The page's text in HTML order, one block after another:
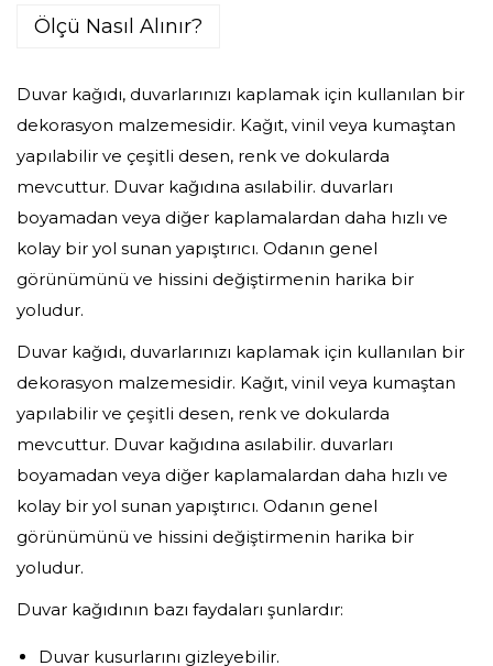
Ölçü Nasıl Alınır?
Duvar kağıdı, duvarlarınızı kaplamak için kullanılan bir
dekorasyon malzemesidir. Kağıt, vinil veya kumaştan
yapılabilir ve çeşitli desen, renk ve dokularda
mevcuttur. Duvar kağıdına asılabilir. duvarları
boyamadan veya diğer kaplamalardan daha hızlı ve
kolay bir yol sunan yapıştırıcı. Odanın genel
görünümünü ve hissini değiştirmenin harika bir
yoludur.
Duvar kağıdı, duvarlarınızı kaplamak için kullanılan bir
dekorasyon malzemesidir. Kağıt, vinil veya kumaştan
yapılabilir ve çeşitli desen, renk ve dokularda
mevcuttur. Duvar kağıdına asılabilir. duvarları
boyamadan veya diğer kaplamalardan daha hızlı ve
kolay bir yol sunan yapıştırıcı. Odanın genel
görünümünü ve hissini değiştirmenin harika bir
yoludur.
Duvar kağıdının bazı faydaları şunlardır:
Duvar kusurlarını gizleyebilir.